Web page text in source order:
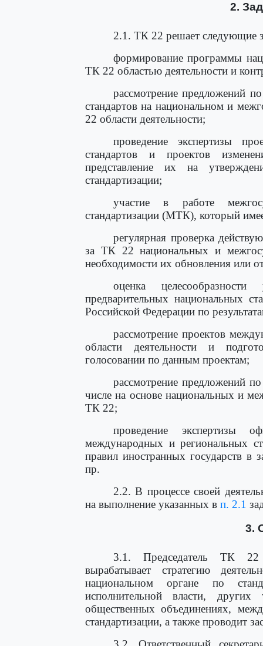
2.
2.1. ТК 22 решает следующие
формирование программы
ТК 22 областью деятельности и
рассмотрение предложений
стандартов на национальном и
22 области деятельности;
проведение экспертизы
стандартов и проектов
представление их на
стандартизации;
участие в работе
стандартизации (МТК), который
регулярная проверка
за ТК 22 национальных и
необходимости их обновления или
оценка
предварительных национальных
Российской Федерации по
рассмотрение проектов
области деятельности и
голосовании по данным проектам;
рассмотрение предложений
числе на основе национальных и
ТК 22;
проведение экспертизы
международных и региональных
правил иностранных государств в
пр.
2.2. В процессе своей
на выполнение указанных в п. 2.1
3.
3.1. Председатель ТК 22
вырабатывает стратегию
национальном органе по
исполнительной власти, других
общественных объединениях,
стандартизации, а также проводит